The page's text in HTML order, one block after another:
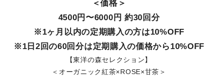
＜価格＞
4500円〜6000円 約30回分
※1ヶ月以内の定期購入の方は10%OFF
※1日2回の60回分は定期購入の価格から10%OFF
【東洋の森セレクション】
＜オーガニック紅茶×ROSE×甘茶＞